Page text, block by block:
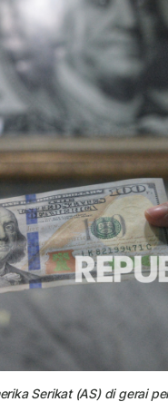
Serikat (AS) di gerai